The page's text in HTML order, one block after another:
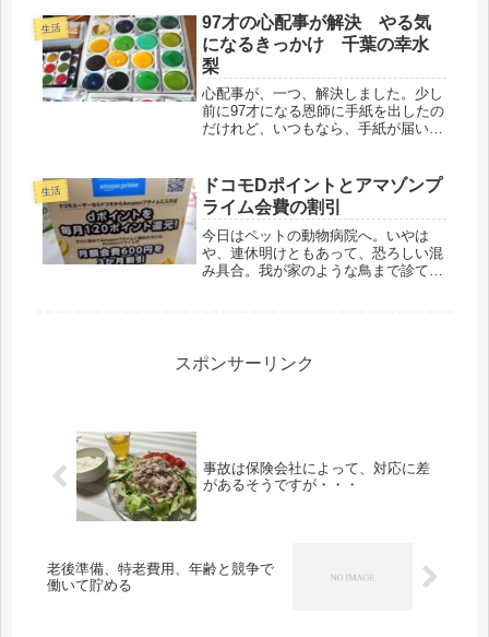
と、「暑いのに、たくさんありがと
う、」「今夜、夕食にいただきます」
「そ...
生活
97才の心配事が解決 やる気
になるきっかけ 千葉の幸水
梨
心配事が、一つ、解決しました。少し
前に97才になる恩師に手紙を出したの
だけれど、いつもなら、手紙が届いた
ので、先生は、絶対100才は越えて
130才までお元気だと思っているも
の...
生活
ドコモDポイントとアマゾンプ
ライム会費の割引
今日はペットの動物病院へ。いやは
や、連休明けともあって、恐ろしい混
み具合。我が家のような鳥まで診ても
たの...
スポンサーリンク
事故は保険会社によって、対応に差
があるそうですが・・・
老後準備、特老費用、年齢と競争で
働いて貯める